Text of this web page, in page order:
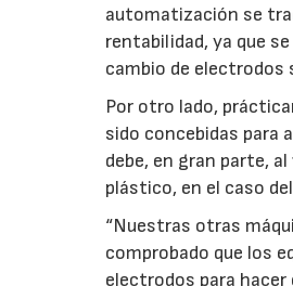
automatización se
rentabilidad, ya que
cambio de electrodos
Por otro lado,
sido concebidas para
debe, en gran parte,
plástico, en el caso
“Nuestras otras
comprobado que los
electrodos para